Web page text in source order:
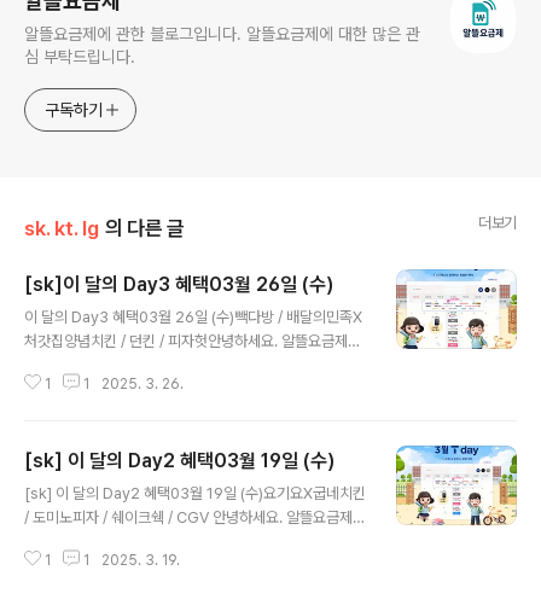
알뜰요금제에 관한 블로그입니다. 알뜰요금제에 대한 많은 관
심 부탁드립니다.
구독하기
sk. kt. lg 의 다른 글 더보기
[sk]이 달의 Day3 혜택03월 26일 (수)
이 달의 Day3 혜택03월 26일 (수)빽다방 / 배달의민족X
처갓집양념치킨 / 던킨 / 피자헛안녕하세요. 알뜰요금제입
가 우리에게 미치는 영향을점점 실감하며 무서울정도인데
화의 날입니다.문화의 날영화관에서 17시~21시 사이의
영화를 7천원에 볼 수 있습니다.각종 문화이벤트가 있으니
확인해보세요~!쿠폰 잊지마시고 좋은하루 보내세요~ ^
t Reasonable 우주패스 찬스! T 우주패스 free에 가입
1 1 2025. 3. 26.
[sk] 이 달의 Day2 혜택03월 19일 (수)
[sk] 이 달의 Day2 혜택03월 19일 (수)요기요X굽네치킨
/ 도미노피자 / 쉐이크쉑 / CGV 안녕하세요. 알뜰요금제입
것 같습니다. 내일부터 또 다시 기온이 회복된다고 하니봄
1 1 2025. 3. 19.